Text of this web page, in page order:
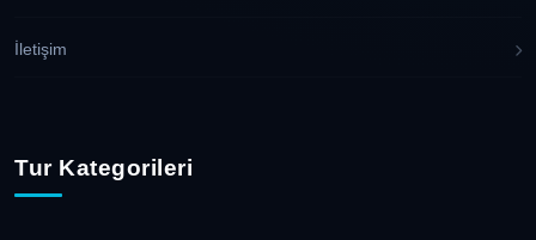
İletişim
Tur Kategorileri